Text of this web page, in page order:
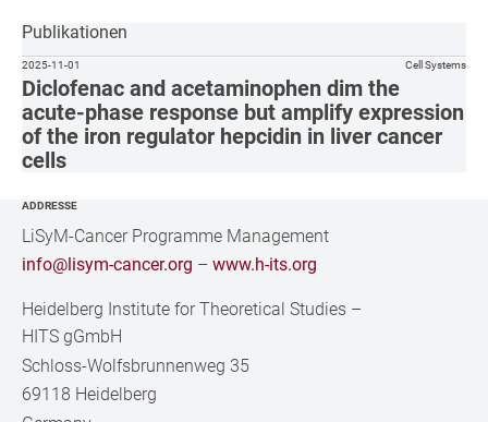
Publikationen
Diclofenac and acetaminophen dim the
acute-phase response but amplify expression
of the iron regulator hepcidin in liver cancer
cells
2025-11-01 Cell Systems
ADDRESSE
LiSyM-Cancer Programme Management
info@lisym-cancer.org –www.h-its.org
Heidelberg Institute for Theoretical Studies –
HITS gGmbH
Schloss-Wolfsbrunnenweg 35
69118 Heidelberg